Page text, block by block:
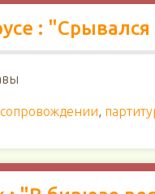
:
сопровождении,